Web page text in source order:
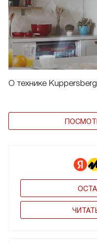
О технике Kuppersberg